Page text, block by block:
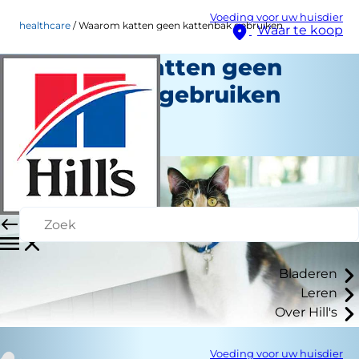
Voeding voor uw huisdier
Waar te koop
Bladeren
Leren
Over Hill's
Voeding voor uw huisdier
healthcare Waarom katten geen kattenbak gebruiken
Waarom katten geen
kattenbak gebruiken
Gezondheidszorg
Medewerker auteur